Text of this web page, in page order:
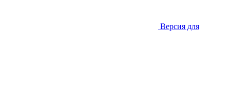
Версия для